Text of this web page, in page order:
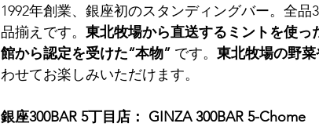
1992年創業、銀座初のスタンディングバー。全
品揃えです。 東北牧場から直送するミントを使
館から認定を受けた“本物” です。 東北牧場の野
わせてお楽しみいただけます。
銀座300BAR 5丁目店： GINZA 300BAR 5-Chome